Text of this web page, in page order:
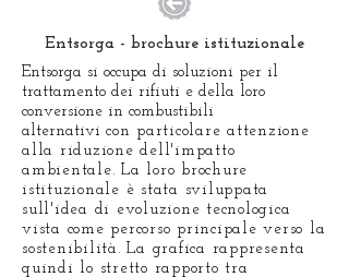
Entsorga - brochure istituzionale
Entsorga si occupa di soluzioni per il
trattamento dei rifiuti e della loro
conversione in combustibili
alternativi con particolare attenzione
alla riduzione dell'impatto
ambientale. La loro brochure
istituzionale è stata sviluppata
sull'idea di evoluzione tecnologica
vista come percorso principale verso la
sostenibilità. La grafica rappresenta
quindi lo stretto rapporto tra